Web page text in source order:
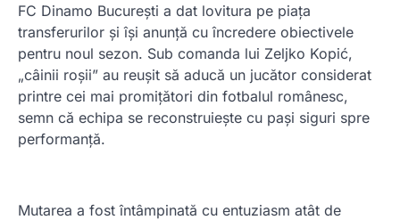
FC Dinamo București a dat lovitura pe piața
transferurilor și își anunță cu încredere obiectivele
pentru noul sezon. Sub comanda lui Zeljko Kopić,
„câinii roșii” au reușit să aducă un jucător considerat
printre cei mai promițători din fotbalul românesc,
semn că echipa se reconstruiește cu pași siguri spre
performanță.
Mutarea a fost întâmpinată cu entuziasm atât de